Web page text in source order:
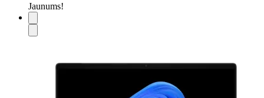
Jaunums!